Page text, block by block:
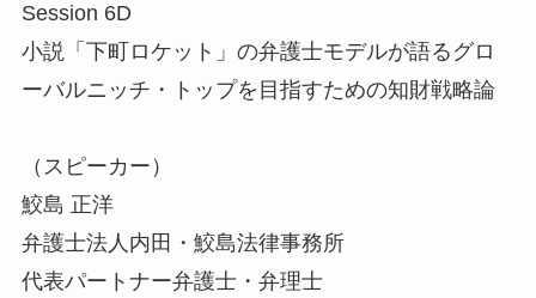
Session 6D
小説「下町ロケット」の弁護士モデルが語るグロ
ーバルニッチ・トップを目指すための知財戦略論
（スピーカー）
鮫島 正洋
弁護士法人内田・鮫島法律事務所
代表パートナー弁護士・弁理士